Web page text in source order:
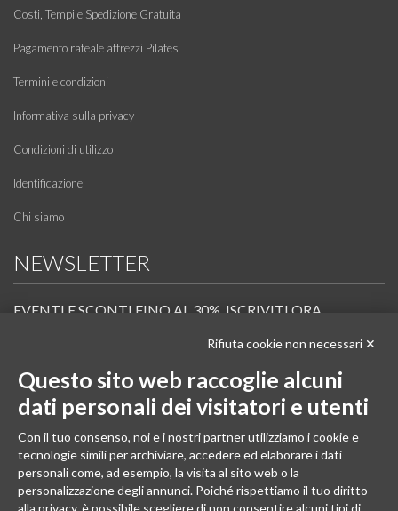
Costi, Tempi e Spedizione Gratuita
Pagamento rateale attrezzi Pilates
Termini e condizioni
Informativa sulla privacy
Condizioni di utilizzo
Identificazione
Chi siamo
NEWSLETTER
EVENTI E SCONTI FINO AL 30%. ISCRIVITI ORA.
Scopri in anteprima i nuovi prodotti, le promozioni riservate ai professionisti e resta
Iscrivi alla Newsletter
SEGUICI
Rifiuta cookie non necessari ✕
Questo sito web raccoglie alcuni
dati personali dei visitatori e utenti
Con il tuo consenso, noi e i nostri partner utilizziamo i cookie e
tecnologie simili per archiviare, accedere ed elaborare i dati
personali come, ad esempio, la visita al sito web o la
personalizzazione degli annunci. Poiché rispettiamo il tuo diritto
alla privacy, è possibile scegliere di non consentire alcuni tipi di